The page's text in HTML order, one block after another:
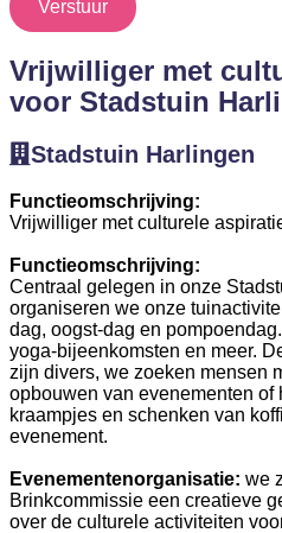
Verstuur
Vrijwilliger met
voor Stadstuin
Stadstuin Harlingen
Functieomschrijving:
Vrijwilliger met culturele
Functieomschrijving:
Centraal gelegen in onze
organiseren we onze
dag, oogst-dag en
yoga-bijeenkomsten en meer.
zijn divers, we zoeken mensen
opbouwen van evenementen of
kraampjes en schenken van
evenement.
Evenementenorganisatie: we
Brinkcommissie een creatieve
over de culturele activiteiten